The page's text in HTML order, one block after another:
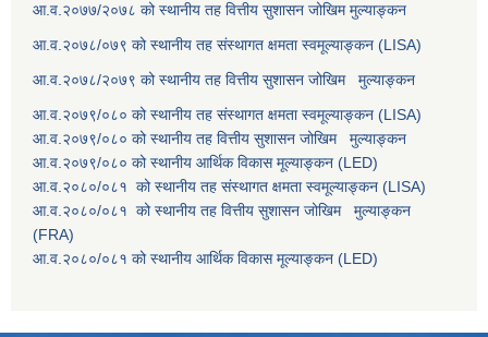
आ.व.२०७७/२०७८ को स्थानीय तह वित्तीय सुशासन जोखिम मुल्याङ्कन
आ.व.२०७८/०७९ को स्थानीय तह संस्थागत क्षमता स्वमूल्याङ्कन (LISA)
आ.व.२०७८/२०७९ को स्थानीय तह वित्तीय सुशासन जोखिम मुल्याङ्कन
आ.व.२०७९/०८० को स्थानीय तह संस्थागत क्षमता स्वमूल्याङ्कन (LISA)
आ.व.२०७९/०८० को स्थानीय तह वित्तीय सुशासन जोखिम मुल्याङ्कन
आ.व.२०७९/०८० को स्थानीय आर्थिक विकास मूल्याङ्कन (LED)
आ.व.२०८०/०८१ को स्थानीय तह संस्थागत क्षमता स्वमूल्याङ्कन (LISA)
आ.व.२०८०/०८१ को स्थानीय तह वित्तीय सुशासन जोखिम मुल्याङ्कन
(FRA)
आ.व.२०८०/०८१ को स्थानीय आर्थिक विकास मूल्याङ्कन (LED)